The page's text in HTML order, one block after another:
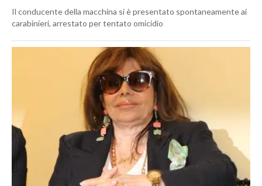
Il conducente della macchina si è presentato spontaneamente ai
carabinieri, arrestato per tentato omicidio